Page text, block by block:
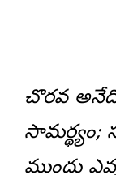
చొరవ
సామర్థ్యం;
ముందు